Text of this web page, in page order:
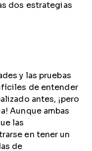
dos estrategias
y las pruebas
de entender
antes, ¡pero
Aunque ambas
las
en tener un
de